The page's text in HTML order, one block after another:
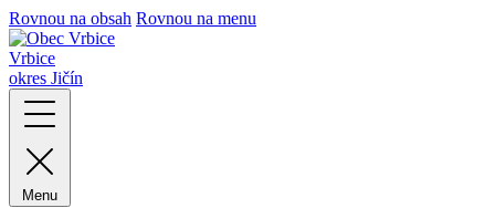
Rovnou na obsah Rovnou na menu
Vrbice
okres Jičín
Menu